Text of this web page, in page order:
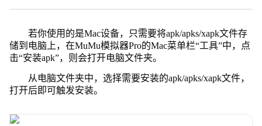
若你使用的是Mac设备，只需要将apk/apks/xapk文件存
储到电脑上，在MuMu模拟器Pro的Mac菜单栏“工具”中，点
击“安装apk”，则会打开电脑文件夹。
从电脑文件夹中，选择需要安装的apk/apks/xapk文件，
打开后即可触发安装。